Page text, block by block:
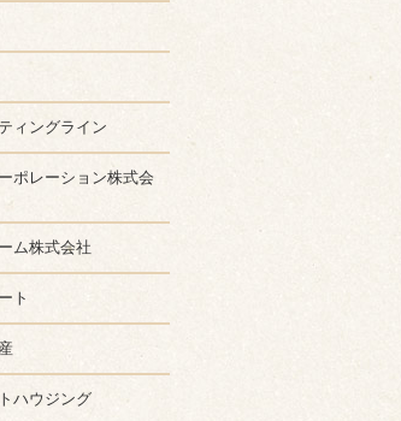
ィングライン
ポレーション株式会
ム株式会社
ト
ハウジング